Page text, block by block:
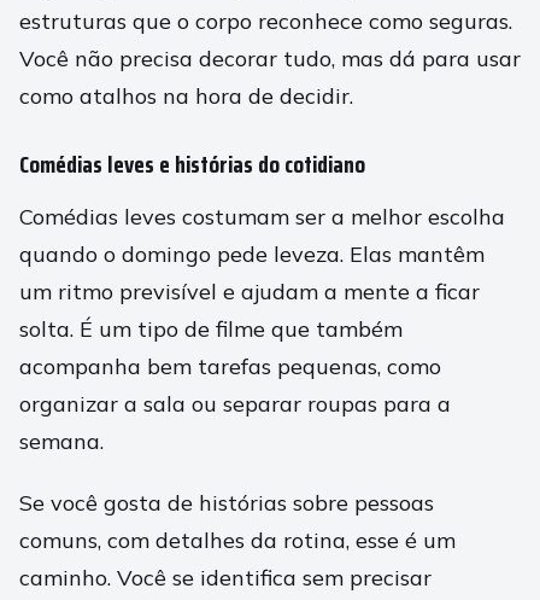
estruturas que o corpo reconhece como seguras.
Você não precisa decorar tudo, mas dá para usar
como atalhos na hora de decidir.
Comédias leves e histórias do cotidiano
Comédias leves costumam ser a melhor escolha
quando o domingo pede leveza. Elas mantêm
um ritmo previsível e ajudam a mente a ficar
solta. É um tipo de filme que também
acompanha bem tarefas pequenas, como
organizar a sala ou separar roupas para a
semana.
Se você gosta de histórias sobre pessoas
comuns, com detalhes da rotina, esse é um
caminho. Você se identifica sem precisar